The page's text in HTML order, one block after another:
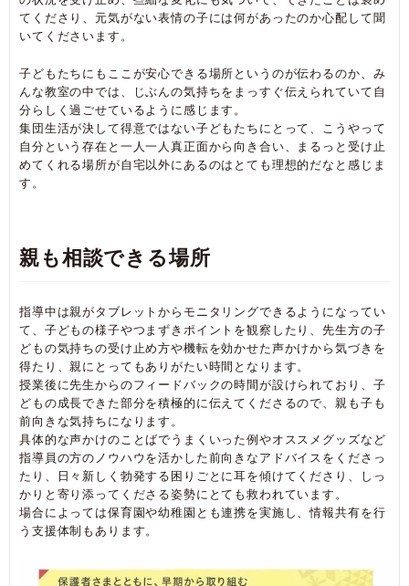
てくださり、元気がない表情の子には何があったのか心配して聞
いてくださいます。
子どもたちにもここが安心できる場所というのが伝わるのか、み
んな教室の中では、じぶんの気持ちをまっすぐ伝えられていて自
分らしく過ごせているように感じます。
集団生活が決して得意ではない子どもたちにとって、こうやって
自分という存在と一人一人真正面から向き合い、まるっと受け止
めてくれる場所が自宅以外にあるのはとても理想的だなと感じま
す。
親も相談できる場所
指導中は親がタブレットからモニタリングできるようになってい
て、子どもの様子やつまずきポイントを観察したり、先生方の子
どもの気持ちの受け止め方や機転を効かせた声かけから気づきを
得たり、親にとってもありがたい時間となります。
授業後に先生からのフィードバックの時間が設けられており、子
どもの成長できた部分を積極的に伝えてくださるので、親も子も
前向きな気持ちになります。
具体的な声かけのことばでうまくいった例やオススメグッズなど
指導員の方のノウハウを活かした前向きなアドバイスをくださっ
たり、日々新しく勃発する困りごとに耳を傾けてくださり、しっ
かりと寄り添ってくださる姿勢にとても救われています。
場合によっては保育園や幼稚園とも連携を実施し、情報共有を行
う支援体制もあります。